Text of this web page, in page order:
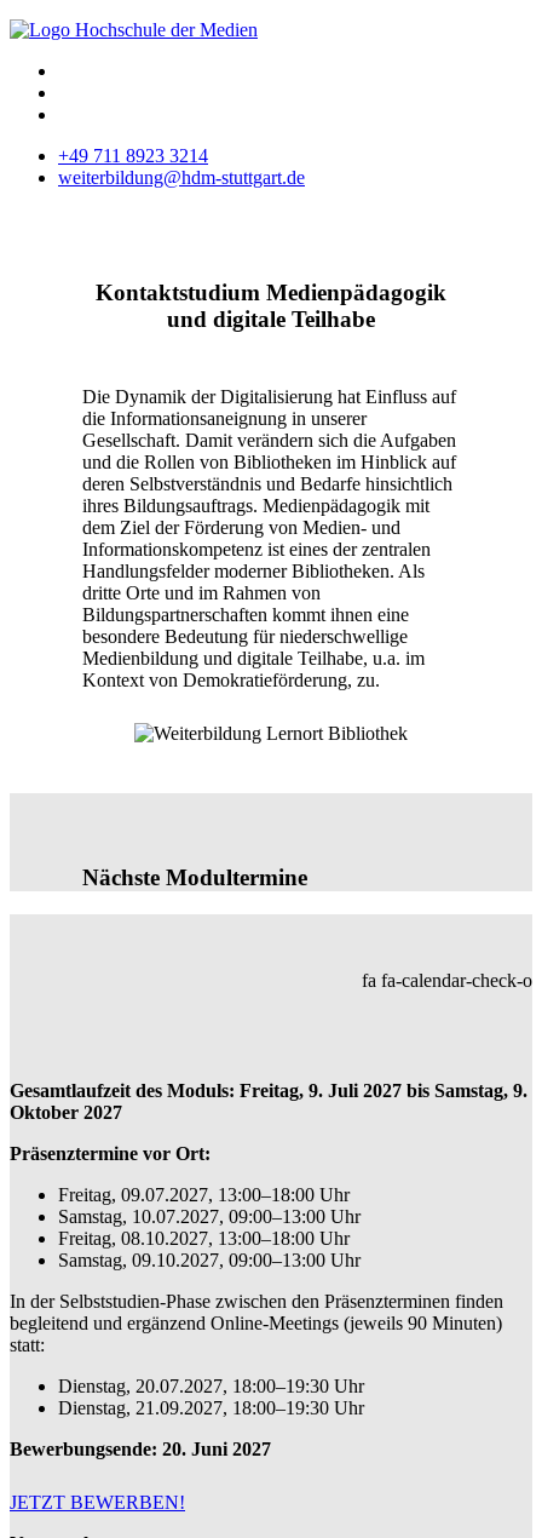
+49 711 8923 3214
weiterbildung@hdm-stuttgart.de
Kontaktstudium Medienpädagogik
und digitale Teilhabe
Die Dynamik der Digitalisierung hat Einfluss auf
die Informationsaneignung in unserer
Gesellschaft. Damit verändern sich die Aufgaben
und die Rollen von Bibliotheken im Hinblick auf
deren Selbstverständnis und Bedarfe hinsichtlich
ihres Bildungsauftrags. Medienpädagogik mit
dem Ziel der Förderung von Medien- und
Informationskompetenz ist eines der zentralen
Handlungsfelder moderner Bibliotheken. Als
dritte Orte und im Rahmen von
Bildungspartnerschaften kommt ihnen eine
besondere Bedeutung für niederschwellige
Medienbildung und digitale Teilhabe, u.a. im
Kontext von Demokratieförderung, zu.
Nächste Modultermine
fa fa-calendar-check-o
Gesamtlaufzeit des Moduls: Freitag, 9. Juli 2027 bis Samstag, 9.
Oktober 2027
Präsenztermine vor Ort:
Freitag, 09.07.2027, 13:00–18:00 Uhr
Samstag, 10.07.2027, 09:00–13:00 Uhr
Freitag, 08.10.2027, 13:00–18:00 Uhr
Samstag, 09.10.2027, 09:00–13:00 Uhr
In der Selbststudien-Phase zwischen den Präsenzterminen finden
begleitend und ergänzend Online-Meetings (jeweils 90 Minuten)
statt:
Dienstag, 20.07.2027, 18:00–19:30 Uhr
Dienstag, 21.09.2027, 18:00–19:30 Uhr
Bewerbungsende: 20. Juni 2027
JETZT BEWERBEN!